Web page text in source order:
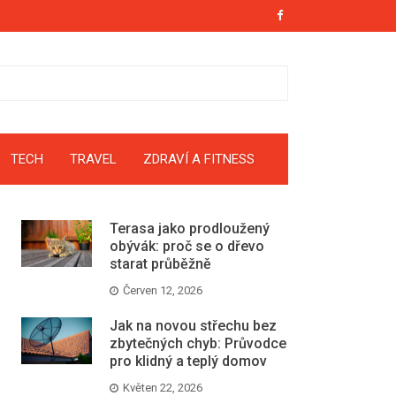
TECH TRAVEL ZDRAVÍ A FITNESS
Terasa jako prodloužený
obývák: proč se o dřevo
starat průběžně
Červen 12, 2026
Jak na novou střechu bez
zbytečných chyb: Průvodce
pro klidný a teplý domov
Květen 22, 2026